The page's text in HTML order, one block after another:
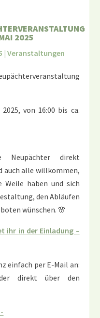
2025
| Veranstaltungen
von 16:00 bis ca.
direkt
auch alle willkommen,
Weile haben und sich
den Abläufen
wünschen. 🌸
ihr in der Einladung –
einfach per E-Mail an:
direkt über den